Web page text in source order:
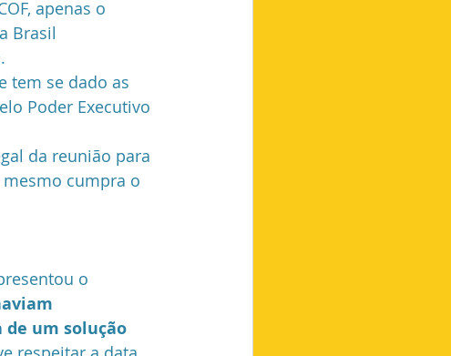
apenas o
Brasil
tem se dado as
Poder Executivo
da reunião para
cumpra o
o
um solução